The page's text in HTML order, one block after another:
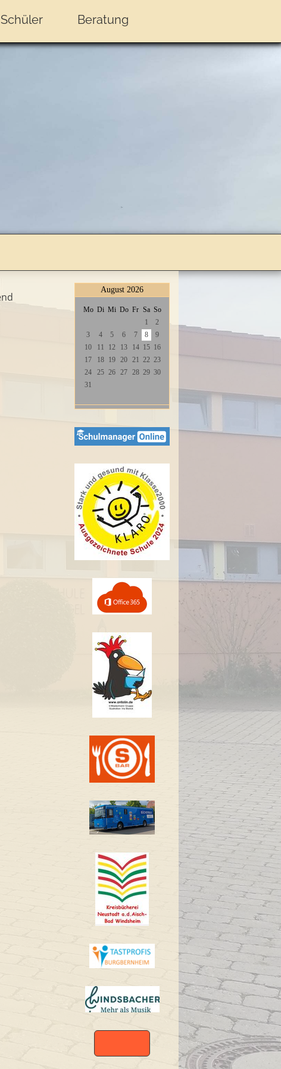
Schüler Beratung
August 2026
Mo Di Mi Do Fr Sa So
1
2
3
4 5 6 7 8
9
10
11 12 13 14 15 16
17
18 19 20 21 22 23
24
25 26 27 28 29 30
31